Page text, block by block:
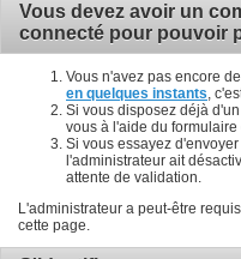
Vous devez avoir un
connecté pour pouvoir
Vous n'avez pas encore
en quelques instants ,
Si vous disposez déjà
vous à l'aide du formulaire
Si vous essayez
l'administrateur ait
attente de validation.
L'administrateur a peut-être
cette page.